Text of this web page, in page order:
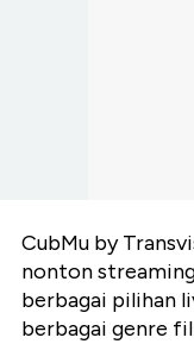
CubMu by
nonton streaming
berbagai pilihan
berbagai genre